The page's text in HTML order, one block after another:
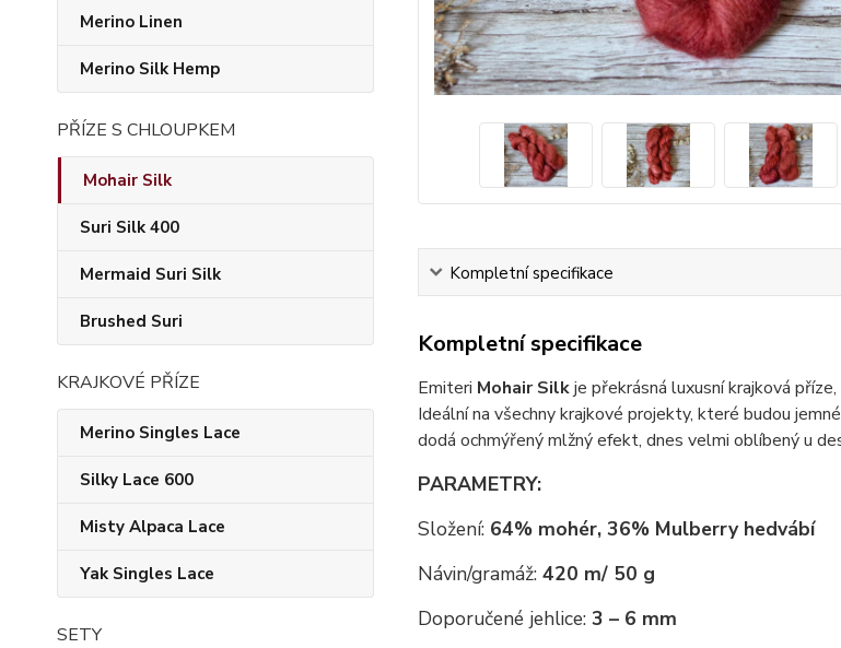
Merino Linen
Merino Silk Hemp
PŘÍZE S CHLOUPKEM
Mohair Silk
Suri Silk 400
Mermaid Suri Silk
Brushed Suri
KRAJKOVÉ PŘÍZE
Merino Singles Lace
Silky Lace 600
Misty Alpaca Lace
Yak Singles Lace
SETY
Kompletní specifikace
Kompletní specifikace
Emiteri Mohair Silkje překrásná luxusní krajková
Ideální na všechny krajkové projekty, které budou
dodá ochmýřený mlžný efekt, dnes velmi oblíbený u
PARAMETRY:
Složení: 64% mohér, 36% Mulberry hedvábí
Návin/gramáž: 420 m/ 50 g
Doporučené jehlice: 3 – 6 mm